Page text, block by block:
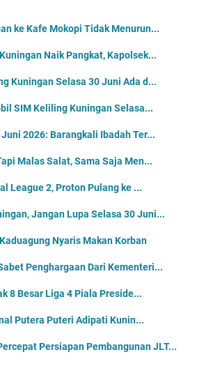
ke Kafe Mokopi Tidak Menurun...
Naik Pangkat, Kapolsek...
Kuningan Selasa 30 Juni Ada d...
SIM Keliling Kuningan Selasa...
2026: Barangkali Ibadah Ter...
Malas Salat, Sama Saja Men...
League 2, Proton Pulang ke ...
Jangan Lupa Selasa 30 Juni...
Nyaris Makan Korban
Penghargaan Dari Kementeri...
8 Besar Liga 4 Piala Preside...
Putera Puteri Adipati Kunin...
Persiapan Pembangunan JLT...